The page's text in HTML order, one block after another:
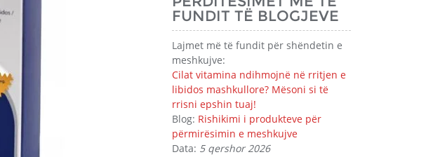
FUNDIT TË BLOGJEVE
Lajmet më të fundit për shëndetin e
meshkujve:
Cilat vitamina ndihmojnë në rritjen e
libidos mashkullore? Mësoni si të
rrisni epshin tuaj!
Blog: Rishikimi i produkteve për
përmirësimin e meshkujve
Data: 5 qershor 2026